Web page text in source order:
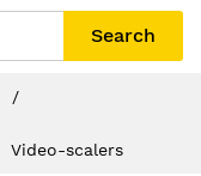
Search
Video-scalers